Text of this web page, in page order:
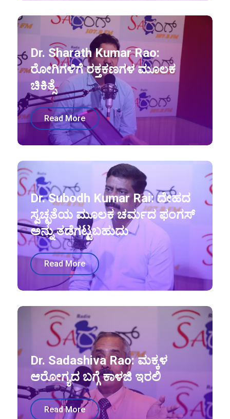
Dr. Sharath Kumar Rao:
ರೋಗಿಗಳಿಗೆ ರಕ್ತಕಣಗಳ ಮೂಲಕ
ಚಿಕಿತ್ಸೆ
Read More
Dr. Subodh Kumar Rai: ದೇಹದ
ಸ್ವಚ್ಛತೆಯ ಮೂಲಕ ಚರ್ಮದ ಫಂಗಸ್
ಅನ್ನು ತಡೆಗಟ್ಟಬಹುದು
Read More
Dr. Sadashiva Rao: ಮಕ್ಕಳ
ಆರೋಗ್ಯದ ಬಗ್ಗೆ ಕಾಳಜಿ ಇರಲಿ
Read More